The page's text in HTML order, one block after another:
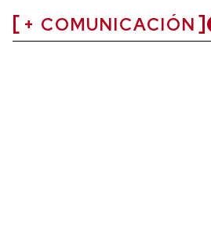
+ COMUNICACIÓN